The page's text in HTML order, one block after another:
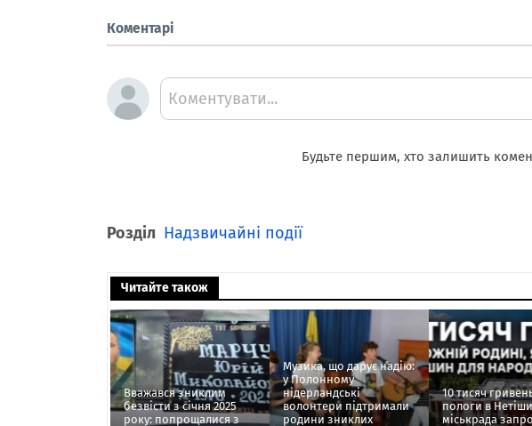
Коментарі
Коментувати...
Будьте першим, хто залишить
Розділ Надзвичайні події
Читайте також
Вважався зниклим
безвісти з січня 2025
року: попрощалися з
Музика, що дарує надію:
у Полонному
нідерландські
волонтери підтримали
родини зниклих
10 тисяч
пологи в
міськрада